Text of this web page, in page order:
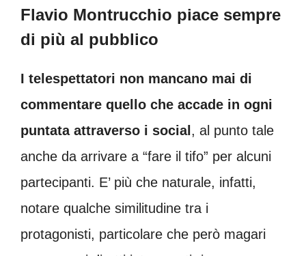
Flavio Montrucchio piace sempre
di più al pubblico
I telespettatori non mancano mai di
commentare quello che accade in ogni
puntata attraverso i social, al punto tale
anche da arrivare a “fare il tifo” per alcuni
partecipanti. E’ più che naturale, infatti,
notare qualche similitudine tra i
protagonisti, particolare che però magari